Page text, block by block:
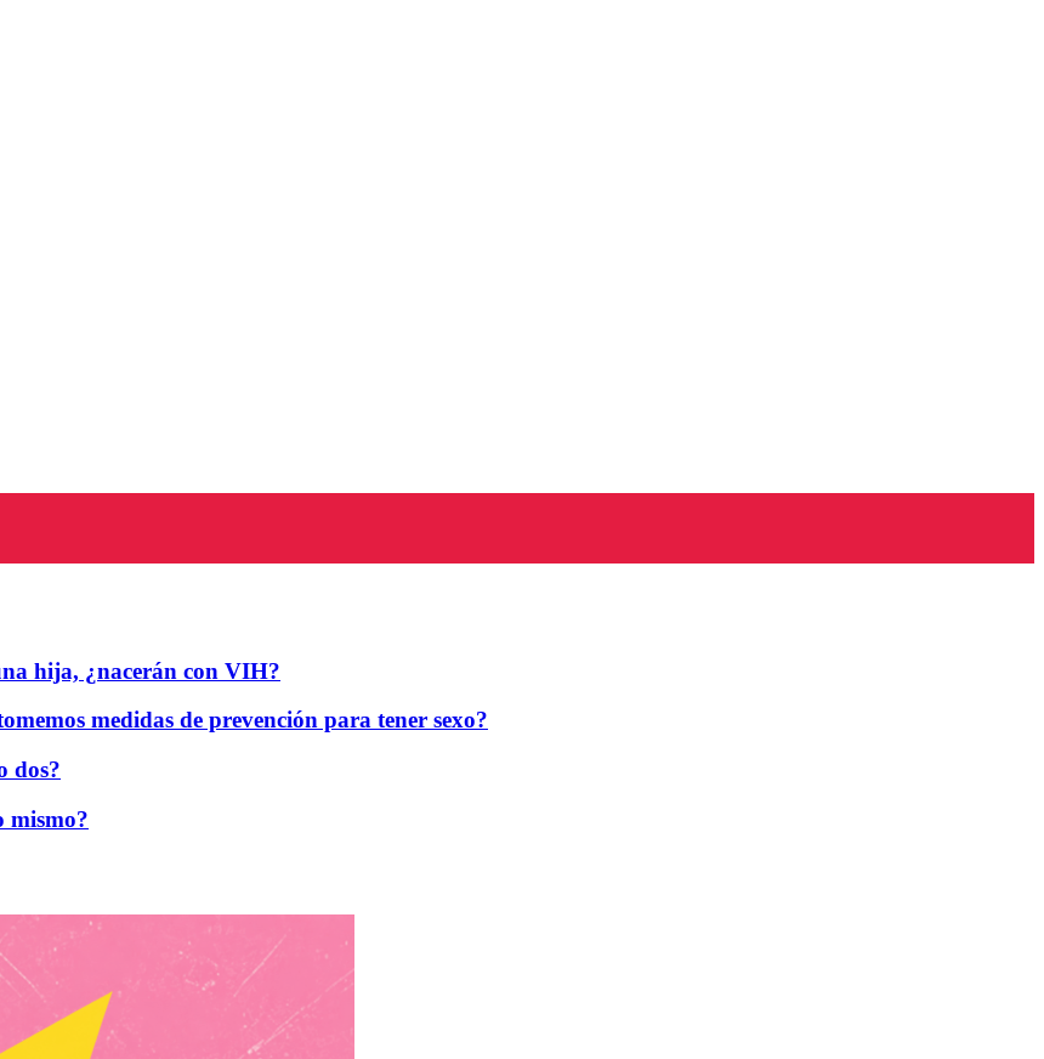
hija, ¿nacerán con VIH?
medidas de prevención para tener sexo?
dos?
mismo?